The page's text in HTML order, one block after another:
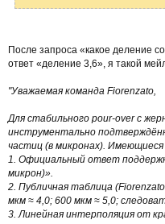
После запроса «какое деление
ответ «деление 3,6», я такой
"Уважаемая команда Fiorenzato,
Для стабильного pour-over с
инструментально
частиц (в микронах).
1. Официальный ответ
микрон)».
2. Публичная таблица
мкм ≈ 4,0; 600 мкм ≈ 5,0;
3. Линейная интерполяция от